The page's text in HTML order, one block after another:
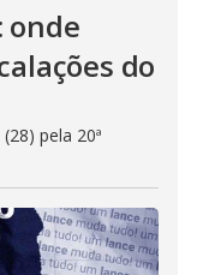
onde
do
pela 20ª